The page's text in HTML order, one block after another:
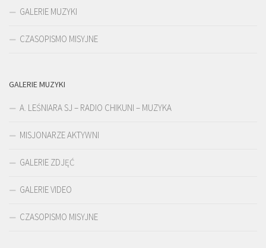
GALERIE MUZYKI
CZASOPISMO MISYJNE
GALERIE MUZYKI
A. LEŚNIARA SJ – RADIO CHIKUNI – MUZYKA
MISJONARZE AKTYWNI
GALERIE ZDJĘĆ
GALERIE VIDEO
CZASOPISMO MISYJNE